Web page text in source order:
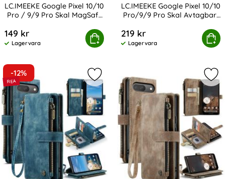
LC.IMEEKE Google Pixel 10/10
Pro / 9/9 Pro Skal MagSafe
149 kr
Tillgänglighet:
Lagervara
Köp
Google Pixel 10/10 Pro / 9/9 Pro Skal MagSafe Läder
LC.IMEEKE Google Pixel 10/10
Pro/9/9 Pro Skal Avtagbart
219 kr
Tillgänglighet:
Lagervara
Köp
LC.IMEEKE Google Pixel 10/10
-12%
Markera cASEME Google Pixel